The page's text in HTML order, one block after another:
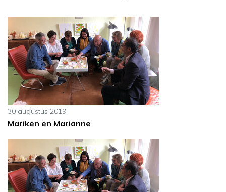
30 augustus 2019
Mariken en Marianne